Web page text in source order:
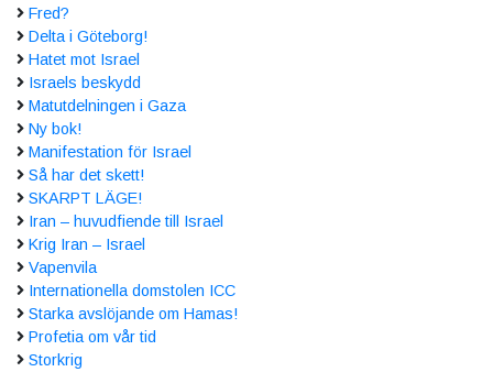
Fred?
Delta i Göteborg!
Hatet mot Israel
Israels beskydd
Matutdelningen i Gaza
Ny bok!
Manifestation för Israel
Så har det skett!
SKARPT LÄGE!
Iran – huvudfiende till Israel
Krig Iran – Israel
Vapenvila
Internationella domstolen ICC
Starka avslöjande om Hamas!
Profetia om vår tid
Storkrig